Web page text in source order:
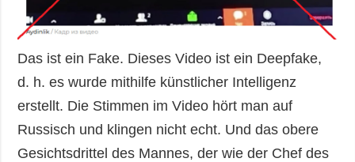
Das ist ein Fake. Dieses Video ist ein Deepfake,
d. h. es wurde mithilfe künstlicher Intelligenz
erstellt. Die Stimmen im Video hört man auf
Russisch und klingen nicht echt. Und das obere
Gesichtsdrittel des Mannes, der wie der Chef des